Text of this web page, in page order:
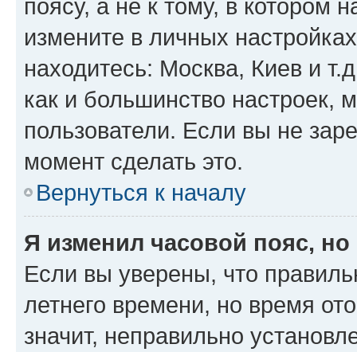
поясу, а не к тому, в котором
измените в личных
находитесь: Москва, Киев и
как и большинство настроек,
пользователи. Если вы не
момент сделать это.
Вернуться к началу
Я изменил часовой пояс,
Если вы уверены, что
летнего времени, но время
значит, неправильно